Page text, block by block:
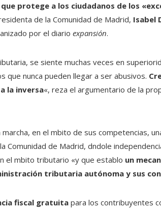
protege a los ciudadanos de los
de la Comunidad de Madrid, Isabel
por el diario expansión.
se siente muchas veces en
que nunca pueden llegar a ser abusivos.
la inversa«, reza el argumentario de la
en el mbito de sus competencias,
de Madrid, dndole
el mbito tributario «y que establo un
tributaria autónoma y sus
fiscal gratuita para los contribuyentes